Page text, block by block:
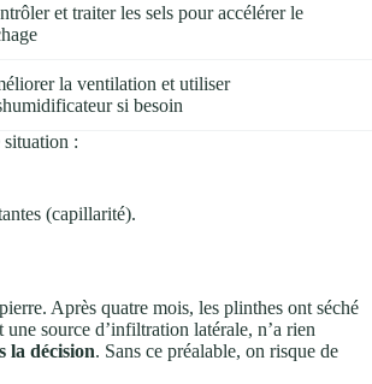
et traiter les sels pour accélérer le
la ventilation et utiliser
si besoin
situation :
(capillarité).
Après quatre mois, les plinthes ont séché
source d’infiltration latérale, n’a rien
la décision. Sans ce préalable, on risque de